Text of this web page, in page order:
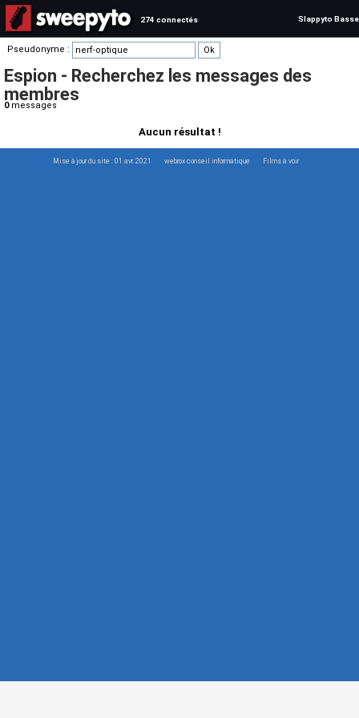
274 connectés Slappyto Basse
Pseudonyme :
Espion - Recherchez les messages des
membres
0messages
Aucun résultat !
Mise à jour du site : 01 avr. 2021 webrox conseil informatique Films à voir